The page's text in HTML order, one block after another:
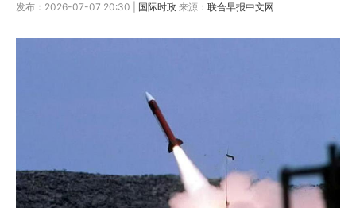
发布：2026-07-07 20:30 | 国际时政 来源： 联合早报中文网